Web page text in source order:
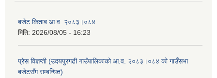
बजेट किताब आ.व. २०८३।०८४
मिति: 2026/08/05 - 16:23
प्रेस विज्ञप्ती (उदयपुरगढी गाउँपालिकाको आ.व. २०८३।०८४ को गाउँसभा
बजेटसँग सम्बन्धित)